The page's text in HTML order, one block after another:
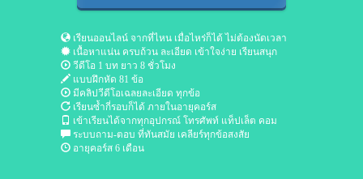
เรียนออนไลน์ จากที่ไหน เมื่อไหร่ก็ได้ ไม่ต้องนัดเวลา
เนื้อหาแน่น ครบถ้วน ละเอียด เข้าใจง่าย เรียนสนุก
วีดีโอ 1 บท ยาว 8 ชั่วโมง
แบบฝึกหัด 81 ข้อ
มีคลิปวีดีโอเฉลยละเอียด ทุกข้อ
เรียนซ้ำกี่รอบก็ได้ ภายในอายุคอร์ส
เข้าเรียนได้จากทุกอุปกรณ์ โทรศัพท์ แท็ปเล็ต คอม
ระบบถาม-ตอบ ที่ทันสมัย เคลียร์ทุกข้อสงสัย
อายุคอร์ส 6 เดือน